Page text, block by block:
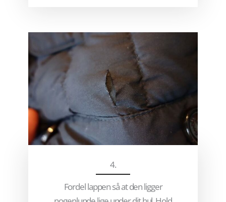
4.
Fordel lappen så at den ligger